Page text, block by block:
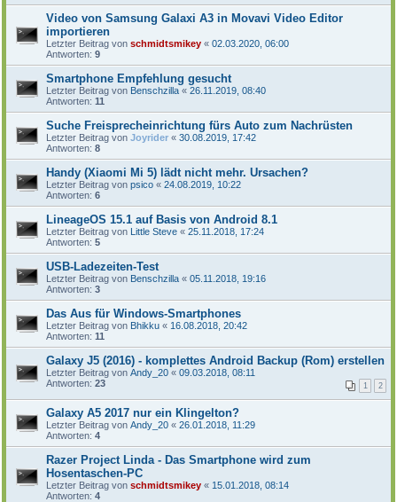
Video von Samsung Galaxi A3 in Movavi Video Editor
importieren
Letzter Beitrag von schmidtsmikey « 02.03.2020, 06:00
Antworten: 9
Smartphone Empfehlung gesucht
Letzter Beitrag von Benschzilla « 26.11.2019, 08:40
Antworten: 11
Suche Freisprecheinrichtung fürs Auto zum Nachrüsten
Letzter Beitrag von Joyrider « 30.08.2019, 17:42
Antworten: 8
Handy (Xiaomi Mi 5) lädt nicht mehr. Ursachen?
Letzter Beitrag von psico « 24.08.2019, 10:22
Antworten: 6
LineageOS 15.1 auf Basis von Android 8.1
Letzter Beitrag von Little Steve « 25.11.2018, 17:24
Antworten: 5
USB-Ladezeiten-Test
Letzter Beitrag von Benschzilla « 05.11.2018, 19:16
Antworten: 3
Das Aus für Windows-Smartphones
Letzter Beitrag von Bhikku « 16.08.2018, 20:42
Antworten: 11
Galaxy J5 (2016) - komplettes Android Backup (Rom) erstellen
Letzter Beitrag von Andy_20 « 09.03.2018, 08:11
Antworten: 23 1 2
Galaxy A5 2017 nur ein Klingelton?
Letzter Beitrag von Andy_20 « 26.01.2018, 11:29
Antworten: 4
Razer Project Linda - Das Smartphone wird zum
Hosentaschen-PC
Letzter Beitrag von schmidtsmikey « 15.01.2018, 08:14
Antworten: 4